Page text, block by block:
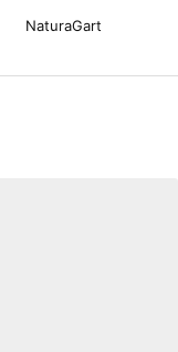
NaturaGart